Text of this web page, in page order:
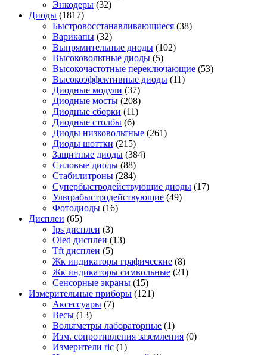
Энкодеры (32)
Диоды (1817)
Быстровосстанавливающиеся (38)
Варикапы (32)
Выпрямительные диоды (102)
Высоковольтные диоды (5)
Высокочастотные переключающие (53)
Высокоэффективные диоды (11)
Диодные модули (37)
Диодные мосты (208)
Диодные сборки (11)
Диодные столбы (6)
Диоды низковольтные (261)
Диоды шоттки (215)
Защитные диоды (384)
Силовые диоды (88)
Стабилитроны (284)
Супербыстродействующие диоды (17)
Ультрабыстродействующие (49)
Фотодиоды (16)
Дисплеи (65)
Ips дисплеи (3)
Oled дисплеи (13)
Tft дисплеи (5)
Жк индикаторы графические (8)
Жк индикаторы символьные (21)
Сенсорные экраны (15)
Измерительные приборы (121)
Аксессуары (7)
Весы (13)
Вольтметры лабораторные (1)
Изм. сопротивления заземления (0)
Измерители rlc (1)